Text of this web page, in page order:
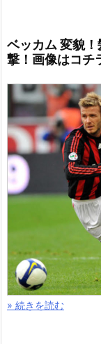
ベッカム 変貌
撃！画像はコチ
» 続きを読む